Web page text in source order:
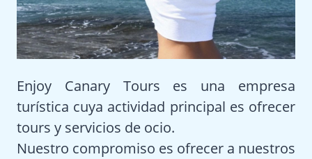
Enjoy Canary Tours es una empresa
turística cuya actividad principal es ofrecer
tours y servicios de ocio.
Nuestro compromiso es ofrecer a nuestros